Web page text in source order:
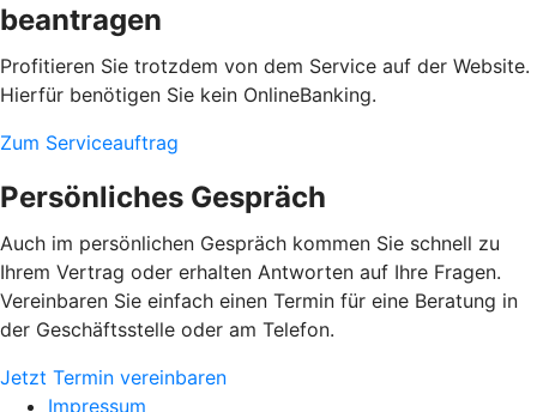
beantragen
Profitieren Sie trotzdem von dem Service auf der Website.
Hierfür benötigen Sie kein OnlineBanking.
Zum Serviceauftrag
Persönliches Gespräch
Auch im persönlichen Gespräch kommen Sie schnell zu
Ihrem Vertrag oder erhalten Antworten auf Ihre Fragen.
Vereinbaren Sie einfach einen Termin für eine Beratung in
der Geschäftsstelle oder am Telefon.
Jetzt Termin vereinbaren
Impressum